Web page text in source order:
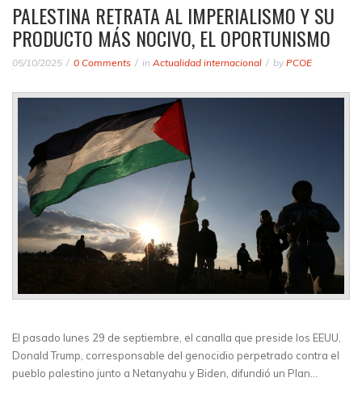
PALESTINA RETRATA AL IMPERIALISMO Y SU
PRODUCTO MÁS NOCIVO, EL OPORTUNISMO
05/10/2025 0 Comments in Actualidad internacional by PCOE
El pasado lunes 29 de septiembre, el canalla que preside los EEUU,
Donald Trump, corresponsable del genocidio perpetrado contra el
pueblo palestino junto a Netanyahu y Biden, difundió un Plan…